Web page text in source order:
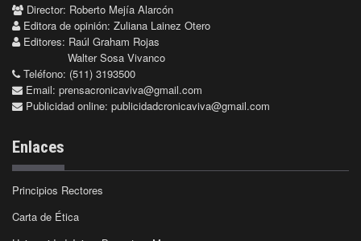
Director: Roberto Mejía Alarcón
Editora de opinión: Zuliana Lainez Otero
Editores: Raúl Graham Rojas
Walter Sosa Vivanco
Teléfono: (511) 3193500
Email: prensacronicaviva@gmail.com
Publicidad online: publicidadcronicaviva@gmail.com
Enlaces
Principios Rectores
Carta de Ética